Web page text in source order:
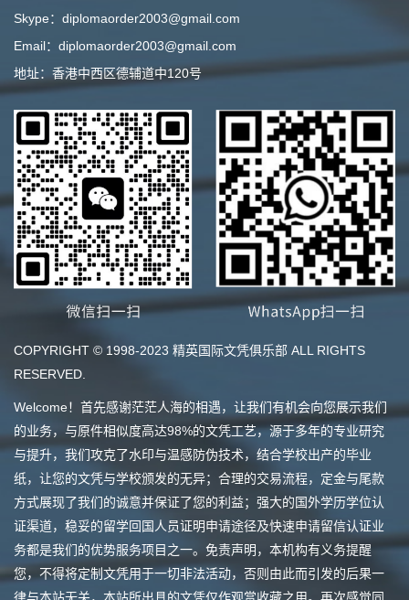
Skype：diplomaorder2003@gmail.com
Email：diplomaorder2003@gmail.com
地址：香港中西区德辅道中120号
COPYRIGHT © 1998-2023 精英国际文凭俱乐部 ALL RIGHTS
RESERVED.
Welcome！首先感谢茫茫人海的相遇，让我们有机会向您展示我们
的业务，与原件相似度高达98%的文凭工艺，源于多年的专业研究
与提升，我们攻克了水印与温感防伪技术，结合学校出产的毕业
纸，让您的文凭与学校颁发的无异；合理的交易流程，定金与尾款
方式展现了我们的诚意并保证了您的利益；强大的国外学历学位认
证渠道，稳妥的留学回国人员证明申请途径及快速申请留信认证业
务都是我们的优势服务项目之一。免责声明，本机构有义务提醒
您，不得将定制文凭用于一切非法活动，否则由此而引发的后果一
律与本站无关，本站所出具的文凭仅作观赏收藏之用。再次感觉同